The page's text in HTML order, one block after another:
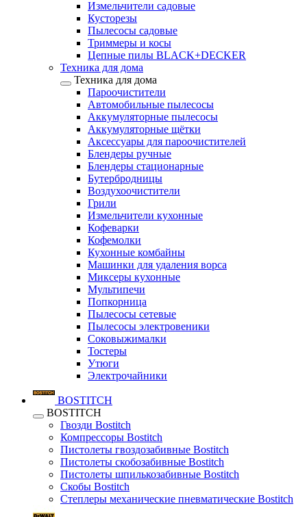
Измельчители садовые
Кусторезы
Пылесосы садовые
Триммеры и косы
Цепные пилы BLACK+DECKER
Техника для дома
Техника для дома
Пароочистители
Автомобильные пылесосы
Аккумуляторные пылесосы
Аккумуляторные щётки
Аксессуары для пароочистителей
Блендеры ручные
Блендеры стационарные
Бутербродницы
Воздухоочистители
Грили
Измельчители кухонные
Кофеварки
Кофемолки
Кухонные комбайны
Машинки для удаления ворса
Миксеры кухонные
Мультипечи
Попкорница
Пылесосы сетевые
Пылесосы электровеники
Соковыжималки
Тостеры
Утюги
Электрочайники
BOSTITCH
BOSTITCH
Гвозди Bostitch
Компрессоры Bostitch
Пистолеты гвоздозабивные Bostitch
Пистолеты скобозабивные Bostitch
Пистолеты шпилькозабивные Bostitch
Скобы Bostitch
Степлеры механические пневматические Bostitch